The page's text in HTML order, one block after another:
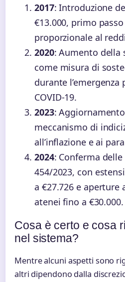
2017: Introduzione
€13.000, primo passo
proporzionale al
2020: Aumento della
come misura di
durante l’emergenza
COVID-19.
2023:
meccanismo di
all’inflazione e ai
2024: Conferma
454/2023, con
a €27.726 e
atenei fino a €30.000.
Cosa è certo e cosa
nel sistema?
Mentre alcuni aspetti sono
altri dipendono dalla